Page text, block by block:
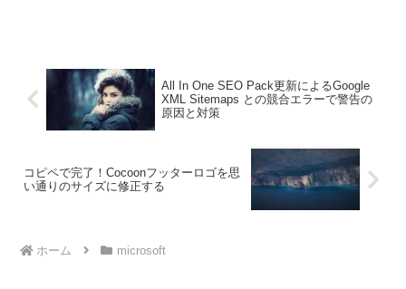
All In One SEO Pack更新によるGoogle
XML Sitemaps との競合エラーで警告の
原因と対策
コピペで完了！Cocoonフッターロゴを思
い通りのサイズに修正する
ホーム microsoft